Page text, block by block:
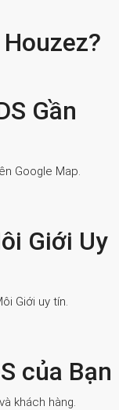
Gần
Google Map.
Giới Uy
Giới uy tín.
của Bạn
khách hàng.